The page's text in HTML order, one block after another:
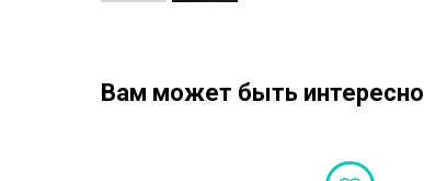
Вам может быть интересно